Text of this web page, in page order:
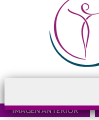
IMAGEN ANTERIOR